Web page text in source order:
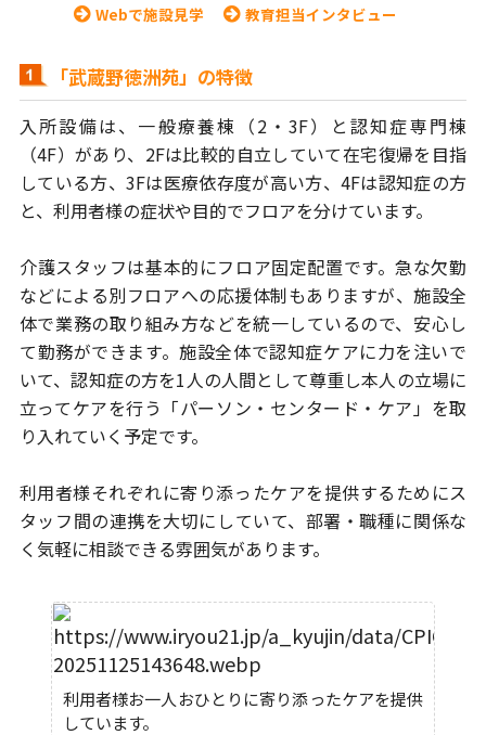
Webで施設見学 教育担当インタビュー
「武蔵野徳洲苑」の特徴
入所設備は、一般療養棟（2・3F）と認知症専門棟
（4F）があり、 2Fは比較的自立していて在宅復帰を目指
している方、3Fは医療依存度が高い方、4Fは認知症の方
と、利用者様の症状や目的でフロアを分けています。
介護スタッフは基本的にフロア固定配置です。急な欠勤
などによる別フロアへの応援体制もありますが、施設全
体で業務の取り組み方などを統一しているので、安心し
て勤務ができます。施設全体で認知症ケアに力を注いで
いて、認知症の方を1人の人間として尊重し本人の立場に
立ってケアを行う「パーソン・センタード・ケア」を取
り入れていく予定です。
利用者様それぞれに寄り添ったケアを提供するためにス
タッフ間の連携を大切にしていて、部署・職種に関係な
く気軽に相談できる雰囲気があります。
利用者様お一人おひとりに寄り添ったケアを提供
しています。